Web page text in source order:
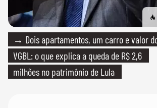
→ Dois apartamentos, um carro e valor
VGBL: o que explica a queda de R$ 2,6
milhões no patrimônio de Lula